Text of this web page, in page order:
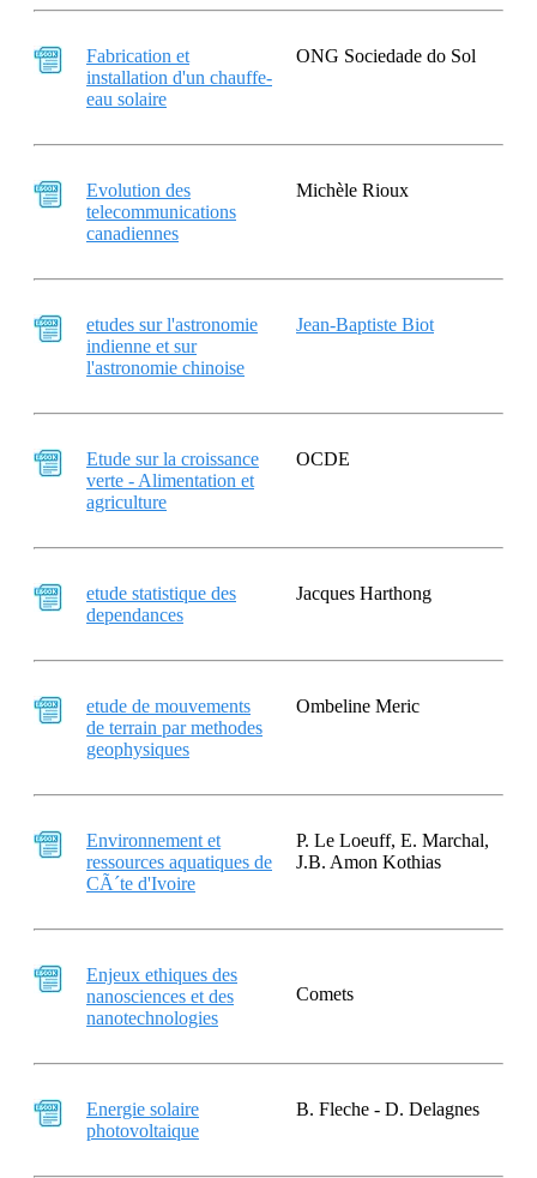
Fabrication et
installation d'un chauffe-
eau solaire
ONG Sociedade do Sol
Evolution des
telecommunications
canadiennes
Michèle Rioux
etudes sur l'astronomie
indienne et sur
l'astronomie chinoise
Jean-Baptiste Biot
Etude sur la croissance
verte - Alimentation et
agriculture
OCDE
etude statistique des
dependances
Jacques Harthong
etude de mouvements
de terrain par methodes
geophysiques
Ombeline Meric
Environnement et
ressources aquatiques de
CÃ´te d'Ivoire
P. Le Loeuff, E. Marchal,
J.B. Amon Kothias
Enjeux ethiques des
nanosciences et des
nanotechnologies
Comets
Energie solaire
photovoltaique
B. Fleche - D. Delagnes